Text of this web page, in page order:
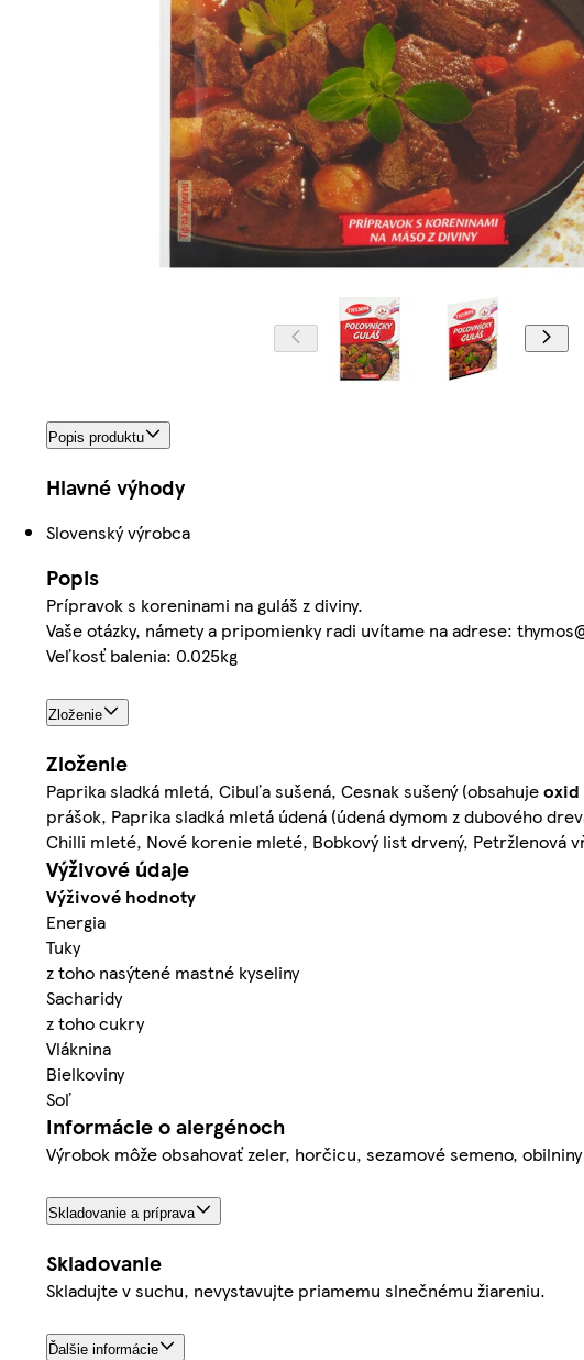
Popis produktu
Hlavné výhody
Slovenský výrobca
Popis
Prípravok s koreninami na guláš z diviny.
Vaše otázky, námety a pripomienky radi uvítame na adrese:
Veľkosť balenia: 0.025kg
Zloženie
Zloženie
Paprika sladká mletá, Cibuľa sušená, Cesnak sušený (obsahuje
prášok, Paprika sladká mletá údená (údená dymom z dubového
Chilli mleté, Nové korenie mleté, Bobkový list drvený, Petržlenová
Výživové údaje
Výživové hodnoty
Energia
Tuky
z toho nasýtené mastné kyseliny
Sacharidy
z toho cukry
Vláknina
Bielkoviny
Soľ
Informácie o alergénoch
Výrobok môže obsahovať zeler, horčicu, sezamové semeno,
Skladovanie a príprava
Skladovanie
Skladujte v suchu, nevystavujte priamemu slnečnému žiareniu.
Ďalšie informácie